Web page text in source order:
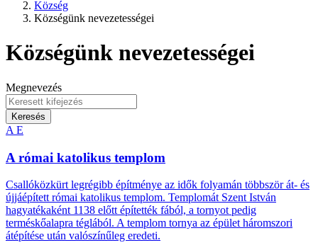
Község
Községünk nevezetességei
Községünk nevezetességei
Megnevezés
Keresés
A E
A római katolikus templom
Csallóközkürt legrégibb építménye az idők folyamán többször át- és
újjáépített római katolikus templom. Templomát Szent István
hagyatékaként 1138 előtt építették fából, a tornyot pedig
terméskőalapra téglából. A templom tornya az épület háromszori
átépítése után valószínűleg eredeti.